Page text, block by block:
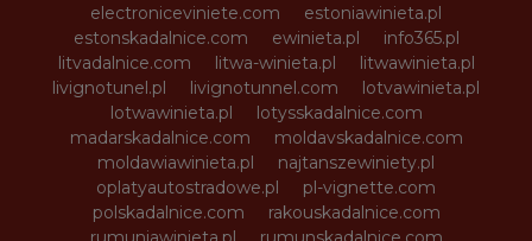
electroniceviniete.com
estoniawinieta.pl
estonskadalnice.com
ewinieta.pl
info365.pl
litvadalnice.com
litwa-winieta.pl
litwawinieta.pl
livignotunel.pl
livignotunnel.com
lotvawinieta.pl
lotwawinieta.pl
lotysskadalnice.com
madarskadalnice.com
moldavskadalnice.com
moldawiawinieta.pl
najtanszewiniety.pl
oplatyautostradowe.pl
pl-vignette.com
polskadalnice.com
rakouskadalnice.com